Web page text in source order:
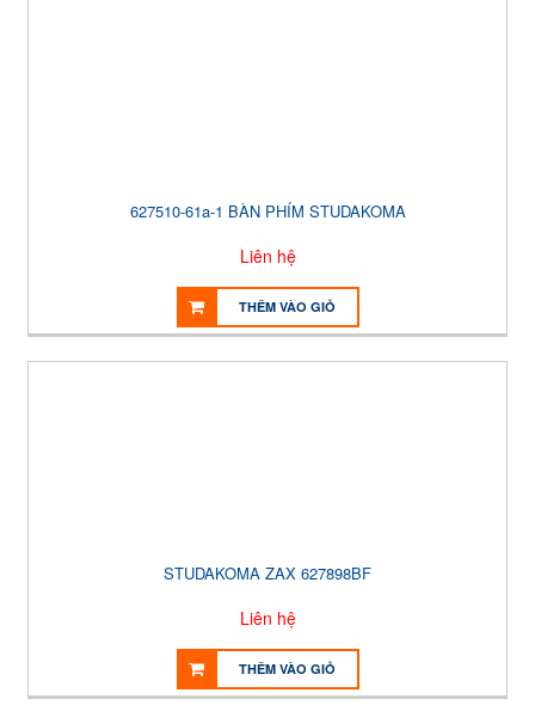
627510-61a-1 BÀN PHÍM STUDAKOMA
Liên hệ
THÊM VÀO GIỎ
STUDAKOMA ZAX 627898BF
Liên hệ
THÊM VÀO GIỎ